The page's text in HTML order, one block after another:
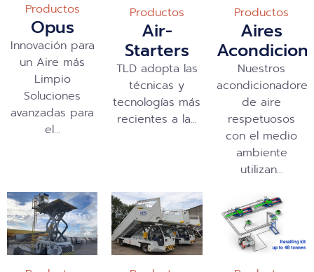
Productos
Opus
Innovación para
un Aire más
Limpio
Soluciones
avanzadas para
el...
Productos
Air-
Starters
TLD adopta las
técnicas y
tecnologías más
recientes a la...
Productos
Aires
Nuestros
acondicionadores
de aire
respetuosos
con el medio
ambiente
utilizan...